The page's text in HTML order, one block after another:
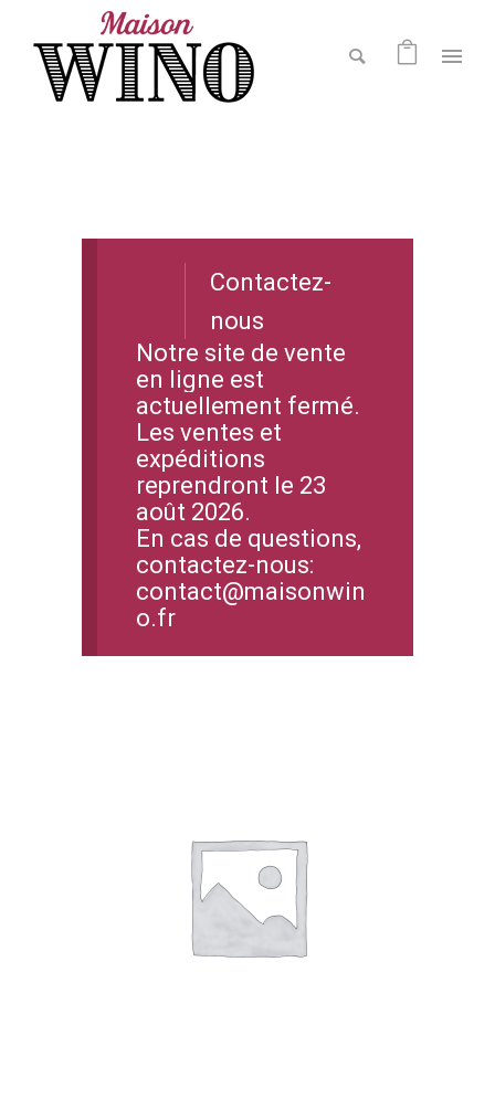
Contactez-
nous
Notre site de vente
en ligne est
actuellement fermé.
Les ventes et
expéditions
reprendront le 23
août 2026.
En cas de questions,
contactez-nous:
contact@maisonwin
o.fr